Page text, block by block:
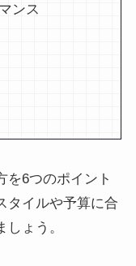
ンス
を6つのポイント
タイルや予算に合
ょう。